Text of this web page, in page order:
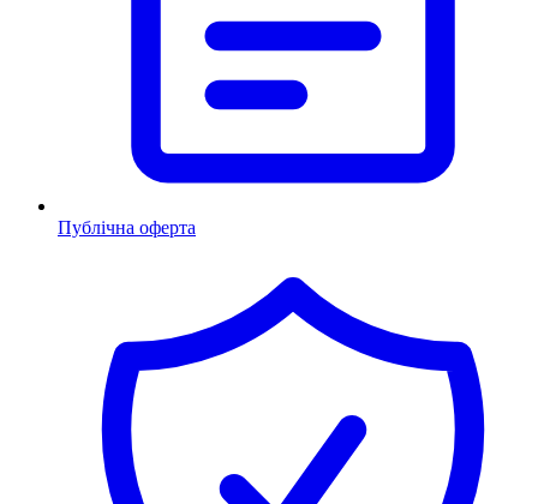
Публічна оферта